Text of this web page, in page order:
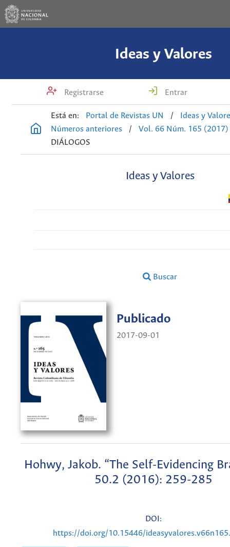
Ideas y Valores
Registrarse Entrar
Está en: Portal de Revistas UN /
Ideas y
Números anteriores
/
Vol. 66 Núm. 165 (2017)
DIÁLOGOS
Ideas y Valores
Buscar
Publicado
2017-09-01
Hohwy, Jakob. “The Self-Evidencing
50.2 (2016): 259-285
DOI:
https://doi.org/10.15446/